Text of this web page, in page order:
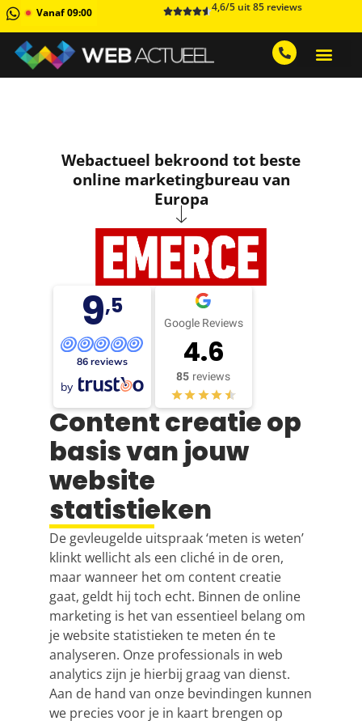
Vanaf 09:00 4,6/5 uit 85 reviews
Content creatie op
basis van jouw
website
statistieken
De gevleugelde uitspraak ‘meten is weten’
klinkt wellicht als een cliché in de oren,
maar wanneer het om content creatie
gaat, geldt hij toch echt. Binnen de online
marketing is het van essentieel belang om
je website statistieken te meten én te
analyseren. Onze professionals in web
analytics zijn je hierbij graag van dienst.
Aan de hand van onze bevindingen kunnen
we precies voor je in kaart brengen op
Webactueel bekroond tot beste
online marketingbureau van
Europa
9,5
86 reviews
by
Google Reviews
4.6
85 reviews